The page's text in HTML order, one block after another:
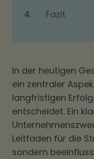
Fazit
In der heutigen
ein zentraler
langfristigen
entscheidet. Ein
Leitfaden für die
sondern